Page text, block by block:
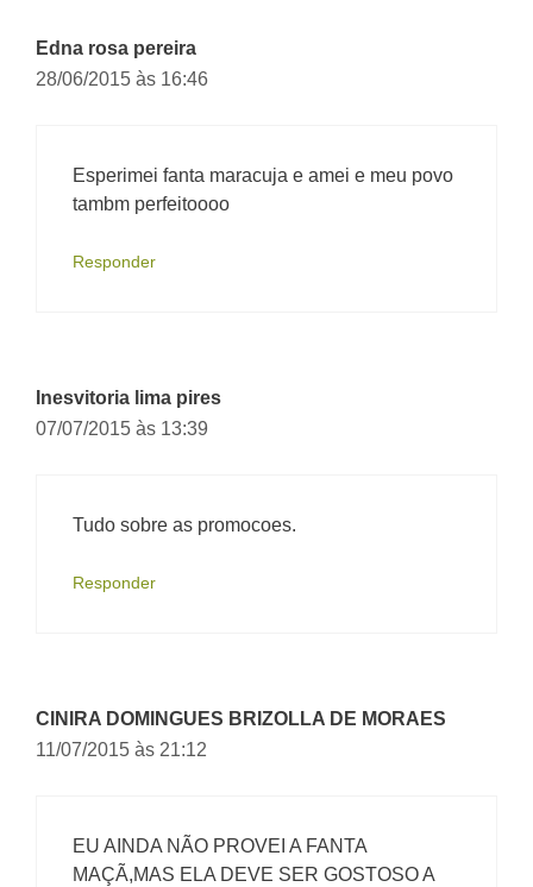
Edna rosa pereira
28/06/2015 às 16:46
Esperimei fanta maracuja e amei e meu povo
tambm perfeitoooo
Responder
Inesvitoria lima pires
07/07/2015 às 13:39
Tudo sobre as promocoes.
Responder
CINIRA DOMINGUES BRIZOLLA DE MORAES
11/07/2015 às 21:12
EU AINDA NÃO PROVEI A FANTA
MAÇÃ,MAS ELA DEVE SER GOSTOSO A